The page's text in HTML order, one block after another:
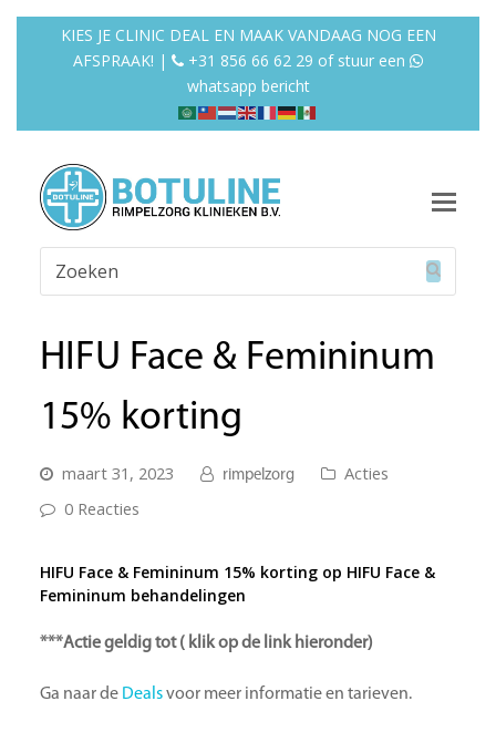
KIES JE CLINIC DEAL EN MAAK VANDAAG NOG EEN
AFSPRAAK! |
+31 856 66 62 29 of stuur een
whatsapp bericht
Zoeken
HIFU Face & Femininum
15% korting
maart 31, 2023 rimpelzorg
Acties
0 Reacties
HIFU Face & Femininum 15% korting op HIFU Face &
Femininum behandelingen
***Actie geldig tot ( klik op de link hieronder)
Ga naar de Dealsvoor meer informatie en tarieven.